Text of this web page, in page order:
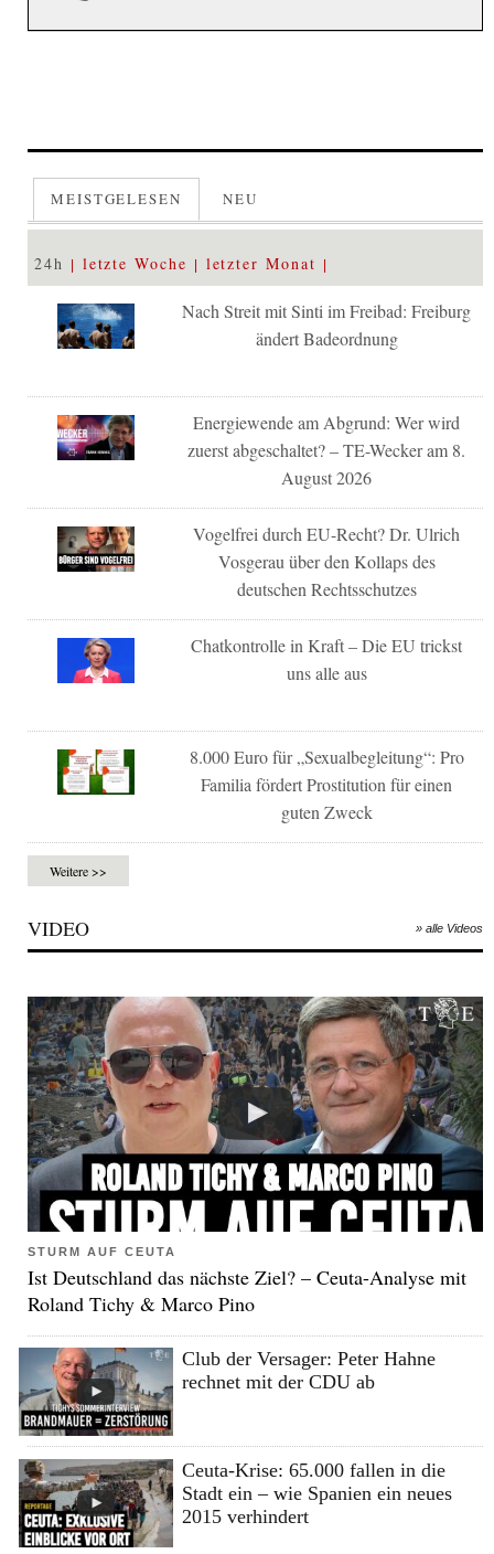
MEISTGELESEN NEU
24h letzte Woche letzter Monat
Nach Streit mit Sinti im Freibad: Freiburg
ändert Badeordnung
Energiewende am Abgrund: Wer wird
zuerst abgeschaltet? – TE-Wecker am 8.
August 2026
Vogelfrei durch EU-Recht? Dr. Ulrich
Vosgerau über den Kollaps des
deutschen Rechtsschutzes
Chatkontrolle in Kraft – Die EU trickst
uns alle aus
8.000 Euro für „Sexualbegleitung“: Pro
Familia fördert Prostitution für einen
guten Zweck
Weitere >>
VIDEO » alle Videos
STURM AUF CEUTA
Ist Deutschland das nächste Ziel? – Ceuta-Analyse mit
Roland Tichy & Marco Pino
Club der Versager: Peter Hahne
rechnet mit der CDU ab
Ceuta-Krise: 65.000 fallen in die
Stadt ein – wie Spanien ein neues
2015 verhindert